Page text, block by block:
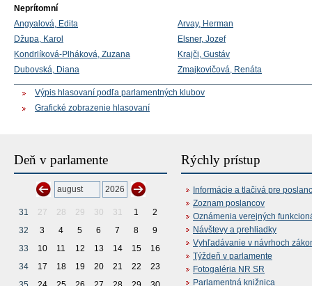
Neprítomní
Angyalová, Edita
Arvay, Herman
Džupa, Karol
Elsner, Jozef
Kondrlíková-Plháková, Zuzana
Krajči, Gustáv
Dubovská, Diana
Zmajkovičová, Renáta
Výpis hlasovaní podľa parlamentných klubov
Grafické zobrazenie hlasovaní
Deň v parlamente
31 27 28 29 30 31 1
2
32
3 4 5 6 7 8
9
33
10 11 12 13 14 15
16
34
17 18 19 20 21 22
23
Rýchly prístup
Informácie a tlačivá pre
Zoznam poslancov
Oznámenia verejných
Návštevy a prehliadky
Vyhľadávanie v návrhoch
Týždeň v parlamente
Fotogaléria NR SR
Parlamentná knižnica